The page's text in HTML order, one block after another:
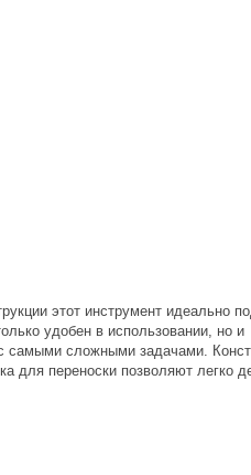
этот инструмент идеально
удобен в использовании, но и
самыми сложными задачами.
для переноски позволяют легко